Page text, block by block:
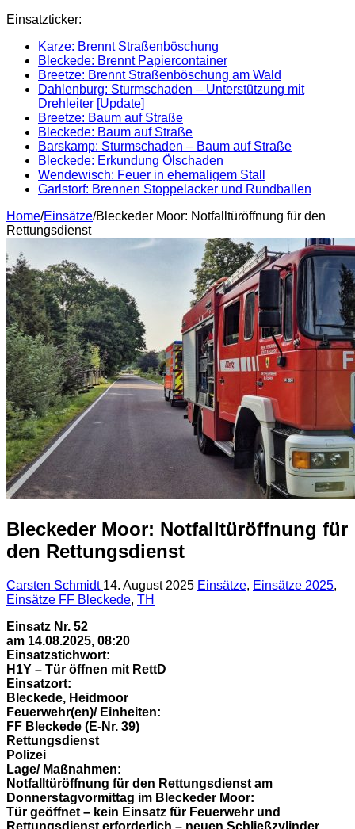
Einsatzticker:
Karze: Brennt Straßenböschung
Bleckede: Brennt Papiercontainer
Breetze: Brennt Straßenböschung am Wald
Dahlenburg: Sturmschaden – Unterstützung mit
Drehleiter [Update]
Breetze: Baum auf Straße
Bleckede: Baum auf Straße
Barskamp: Sturmschaden – Baum auf Straße
Bleckede: Erkundung Ölschaden
Wendewisch: Feuer in ehemaligem Stall
Garlstorf: Brennen Stoppelacker und Rundballen
Home/Einsätze/Bleckeder Moor: Notfalltüröffnung für den
Rettungsdienst
Bleckeder Moor: Notfalltüröffnung für
den Rettungsdienst
Carsten Schmidt 14. August 2025 Einsätze, Einsätze 2025,
Einsätze FF Bleckede, TH
Einsatz Nr. 52
am 14.08.2025, 08:20
Einsatzstichwort:
H1Y – Tür öffnen mit RettD
Einsatzort:
Bleckede, Heidmoor
Feuerwehr(en)/ Einheiten:
FF Bleckede (E-Nr. 39)
Rettungsdienst
Polizei
Lage/ Maßnahmen:
Notfalltüröffnung für den Rettungsdienst am
Donnerstagvormittag im Bleckeder Moor:
Tür geöffnet – kein Einsatz für Feuerwehr und
Rettungsdienst erforderlich – neuen Schließzylinder